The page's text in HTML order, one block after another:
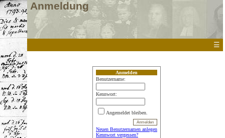
Anmeldung
☰
Anmelden
Benutzername:
Kennwort:
Angemeldet bleiben.
Neuen Benutzernamen anlegen
Kennwort vergessen?